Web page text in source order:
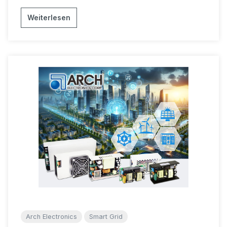
Weiterlesen
Arch Electronics Smart Grid